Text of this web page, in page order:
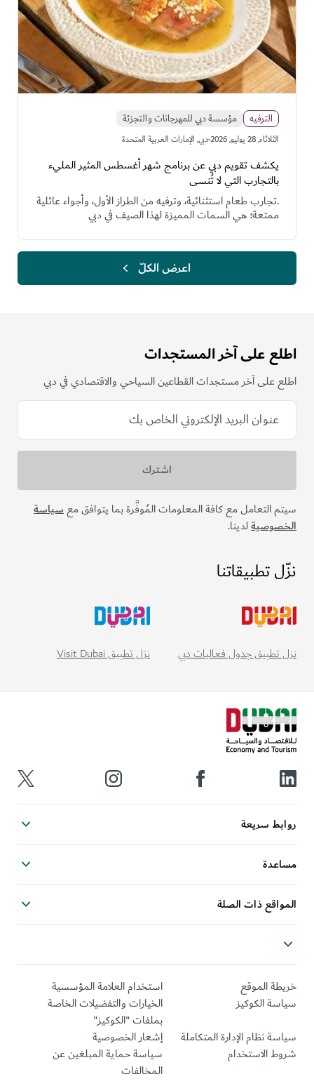
الترفيه مؤسسة دبي للمهرجانات والتجزئة
الثلاثاء, 28 يوليو, 2026 ·دبي, الإمارات العربية المتحدة
يكشف تقويم دبي عن برنامج شهر أغسطس المثير المليء
بالتجارب التي لا تُنسى
.تجارب طعام استثنائية، وترفيه من الطراز الأول، وأجواء عائلية
ممتعة؛ هي السمات المميزة لهذا الصيف في دبي
اعرض الكلّ
اطلع على آخر المستجدات
اطلع على آخر مستجدات القطاعين السياحي والاقتصادي في دبي
سيتم التعامل مع كافة المعلومات المُوفَّرة بما يتوافق معسياسة
الخصوصيةلدينا.
نزّل تطبيقاتنا
نزل تطبيق جدول فعاليات دبي نزل تطبيق Visit Dubai
روابط سريعة
مساعدة
المواقع ذات الصلة
خريطة الموقع
استخدام العلامة المؤسسية
سياسة الكوكيز
الخيارات والتفضيلات الخاصة
بملفات "الكوكيز"
سياسة نظام الإدارة المتكاملة
إشعار الخصوصية
شروط الاستخدام
سياسة حماية المبلغين عن
المخالفات